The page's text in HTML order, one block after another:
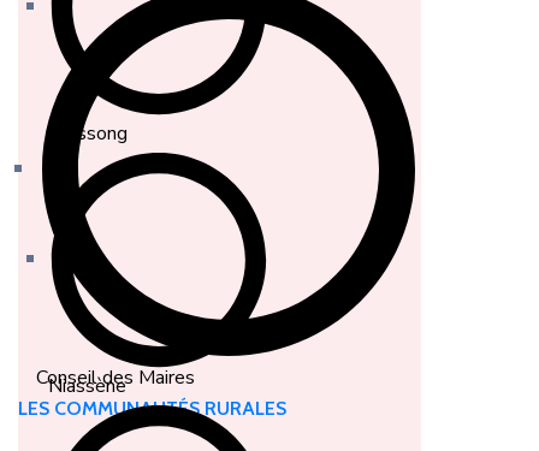
Conseil des Maires
LES COMMUNAUTÉS RURALES
Diossong
Niassène